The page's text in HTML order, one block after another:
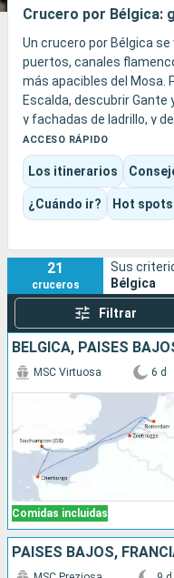
Crucero por Bélgica:
Un crucero por Bélgica
puertos, canales
más apacibles del Mosa.
Escalda, descubrir
y fachadas de ladrillo, y
a Bruselas, Namur o Lieja.
El destino se distingue
combina patrimonio
chocolates, museos,
Es un crucero más
sensación de estar en
ACCESO RÁPIDO
Los itinerarios
¿Cuándo ir? Hot spots
21
cruceros
Sus
Bélgica
Filtrar
Comidas incluidas
MSC Virtuosa 6 d